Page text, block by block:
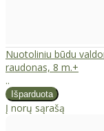
Nuotoliniu būdu
raudonas, 8 m.+
..
Į norų sąrašą